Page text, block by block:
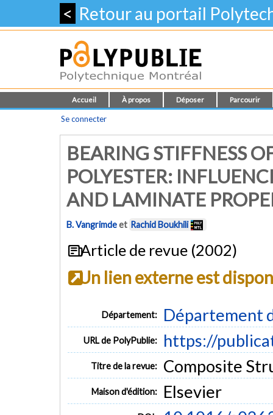
< Retour au portail
Accueil À propos Déposer Parcourir
Se connecter
BEARING STIFFNESS
POLYESTER:
AND LAMINATE
B. Vangrimdeet Rachid Boukhili
Article de revue (2002)
Un lien externe est
Département: Département
URL de PolyPublie: https://
Titre de la revue: Composite
Maison d'édition: Elsevier